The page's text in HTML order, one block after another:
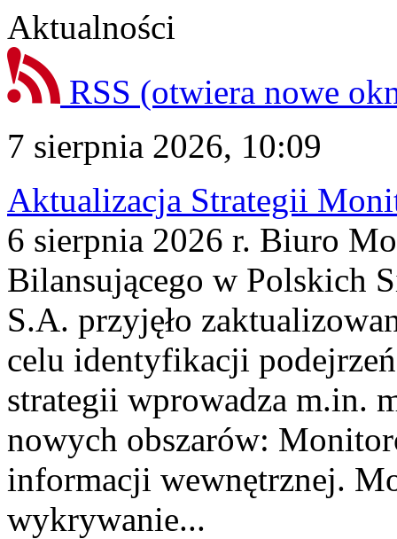
Aktualności
RSS (otwiera nowe
7 sierpnia 2026, 10:09
Aktualizacja Strategii
6 sierpnia 2026 r. Biuro
Bilansującego w Polskich
S.A. przyjęło
celu identyfikacji
strategii wprowadza m.in.
nowych obszarów:
informacji wewnętrznej.
wykrywanie...